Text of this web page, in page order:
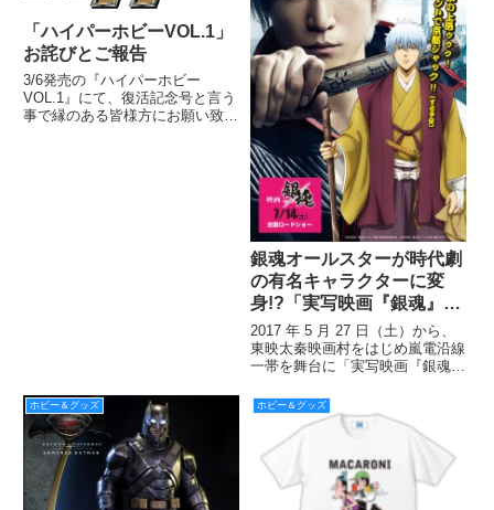
「ハイパーホビーVOL.1」
お詫びとご報告
3/6発売の『ハイパーホビー
VOL.1』にて、復活記念号と言う
事で縁のある皆様方にお願い致し
銀魂オールスターが時代劇
の有名キャラクターに変
身!?「実写映画『銀魂』公
開記念 京都ブルルン滞在
記」が5/27から東映太秦映
画村+嵐電沿線一帯を舞台
2017 年 5 月 27 日（土）から、
東映太秦映画村をはじめ嵐電沿線
一帯を舞台に「実写映画『銀魂』
が開催されます！ 銀さんの水戸
黄門はじめ、『銀魂』オールスタ
ーが時代劇の有名キャラクターに
変身!!
ホビー＆グッズ ホビー＆グッズ